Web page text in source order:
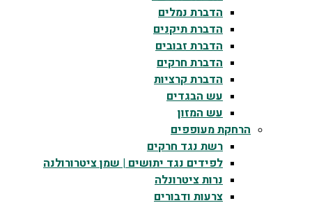
הדברת נמלים
הדברת תיקנים
הדברת זבובים
הדברת חרקים
הדברת קרציות
עש הבגדים
עש המזון
הרחקת מעופפים
רשת נגד חרקים
לפידים נגד יתושים | שמן ציטרורולנה
נרות ציטרונלה
צרעות ודבורים